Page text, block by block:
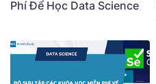
Phí Để Học Data Science